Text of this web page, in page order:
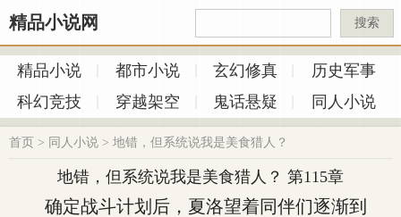
精品小说网 搜索
精品小说 都市小说 玄幻修真
历史军事
科幻竞技
穿越架空 鬼话悬疑 同人小说
首页 > 同人小说 > 地错，但系统说我是美食猎人？
地错，但系统说我是美食猎人？ 第115章
确定战斗计划后，夏洛望着同伴们逐渐到